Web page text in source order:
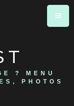
? MENU
PHOTOS